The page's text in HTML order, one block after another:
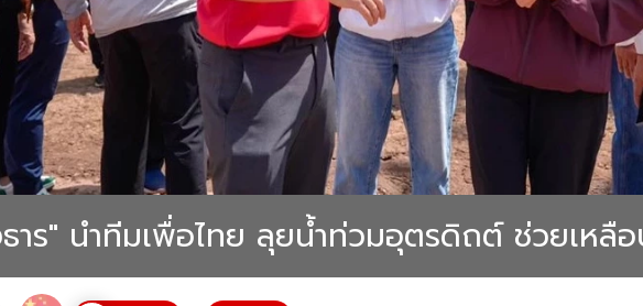
าร" นำทีมเพื่อไทย ลุยน้ำท่วมอุตรดิถต์ ช่วยเหลือ